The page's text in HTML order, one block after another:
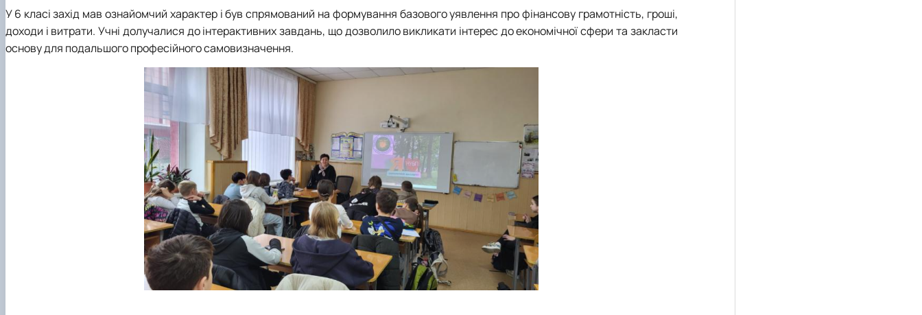
У 6 класі захід мав ознайомчий характер і був спрямований на формування базового уявлення про фінансову грамотність, гроші,
доходи і витрати. Учні долучалися до інтерактивних завдань, що дозволило викликати інтерес до економічної сфери та закласти
основу для подальшого професійного самовизначення.